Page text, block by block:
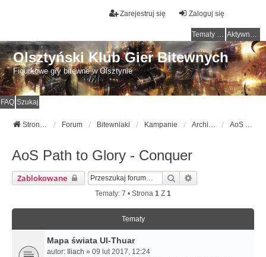
Zaloguj się
Zarejestruj się
Tematy bez odpowiedzi Aktywne tematy
Olsztyński Klub Gier Bitewnych
Figurkowe gry bitewne w Olsztynie
FAQ Szukaj
Strona główna Forum Bitewniaki Kampanie Archiwum AoS Path to Glory - Conquer
AoS Path to Glory - Conquer
Zablokowane Szukaj
Tematy: 7 • Strona 1 Z 1
Tematy
Mapa świata Ul-Thuar
autor: Iliach » 09 lut 2017, 12:24